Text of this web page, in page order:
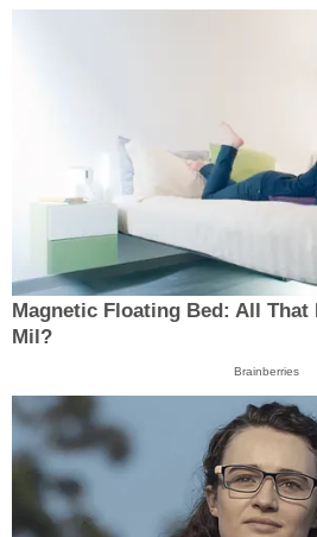
Magnetic Floating Bed: All That
Mil?
Brainberries